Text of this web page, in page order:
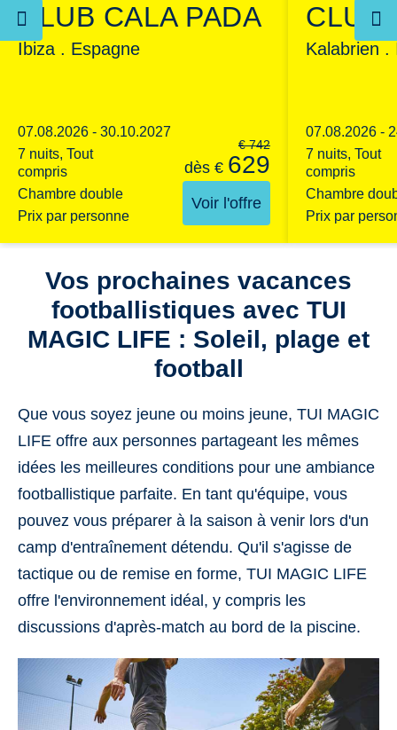
CLUB CALA PADA
Ibiza . Espagne
07.08.2026 - 30.10.2027
7 nuits, Tout
compris
Chambre double
Prix par personne
€ 742
dès € 629
Voir l'offre
CLUB
Kalabrien .
07.08.2026 -
7 nuits, Tout
compris
Chambre
Prix par
Vos prochaines vacances
footballistiques avec TUI
MAGIC LIFE : Soleil, plage et
football
Que vous soyez jeune ou moins jeune, TUI MAGIC
LIFE offre aux personnes partageant les mêmes
idées les meilleures conditions pour une ambiance
footballistique parfaite. En tant qu'équipe, vous
pouvez vous préparer à la saison à venir lors d'un
camp d'entraînement détendu. Qu'il s'agisse de
tactique ou de remise en forme, TUI MAGIC LIFE
offre l'environnement idéal, y compris les
discussions d'après-match au bord de la piscine.